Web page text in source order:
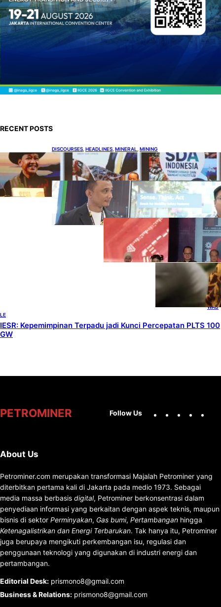
RECENT POSTS
DISCOURSES HEADLINES MINERAL MINING
Bahlil Luncurkan 10 Buku Rekam Jejak
Kepemimpinan dan Kebijakan
HEADLINES, TECHNOLOGY
Teknologi Keselamatan, Penentu
Baru Persaingan Industri
Otomotif
DOWNSTREAM
HEADLINES
Terbuka, Peluang
Usaha bagi IKM
Alas Kaki Lokal
ENER
GY ,
HEAD
LINES
,
RENE
WAB
LE
IESR: Kepemimpinan Terpadu jadi Kunci Percepatan PLTS 100
GW
PETROMINER Follow Us
About Us
Petrominer.com merupakan transformasi Majalah Petrominer yang
diterbitkan pertama kali di Jakarta pada medio 1973. Sebagai
media massa berbasis digital, Petrominer berkonsentrasi dalam
penyediaan informasi yang berkaitan dengan aspek teknis, maupun
bisnis di sektor Perminyakan, Gas bumi, Pertambangan hingga
Ketenagalistrikan dan Energi Terbarukan. Tak hanya itu, Petrominer
juga berupaya mengikuti perkembangan isu, regulasi dan
penggunaan teknologi yang digunakan di industri energi dan
pertambangan.
Editorial Desk: prismono8@gmail.com
Business & Relations: prismono8@gmail.com